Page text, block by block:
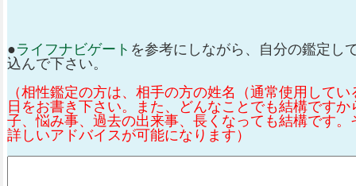
●ライフナビゲート を参考にしながら、自分の鑑定し
込んで下さい。
（相性鑑定の方は、相手の方の姓名（通常使用して
日をお書き下さい。また、どんなことでも結構です
子、悩み事、過去の出来事、長くなっても結構です。
詳しいアドバイスが可能になります）